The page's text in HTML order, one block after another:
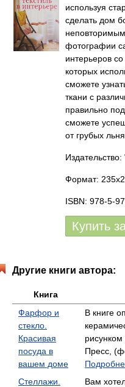
используя
сделать дом
фотографии
интерьеров
которых
сможете
ткани с
правильно
сможете
от грубых
Формат:
ISBN: 978-5-
Купить
Другие книги автора:
Книга
Фарфор и
стекло.
Красивая
посуда в
вашем доме
В книге
Пресс,
Стеллажи.
Вам